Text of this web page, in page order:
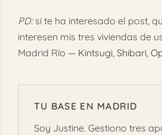
PD:si te ha interesado el post,
interesen mis tres viviendas de
Madrid Río — Kintsugi, Shibari,
TU BASE EN MADRID
Soy Justine. Gestiono tres